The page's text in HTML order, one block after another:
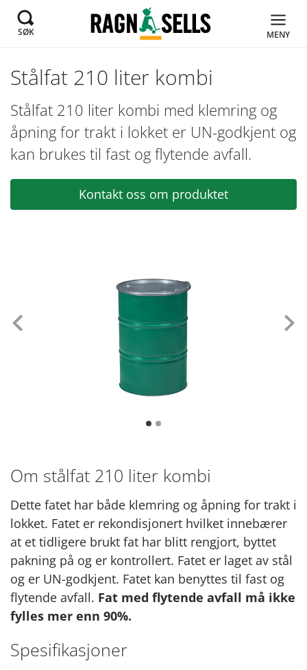
SØK MENY
Stålfat 210 liter kombi
Stålfat 210 liter kombi med klemring og
åpning for trakt i lokket er UN-godkjent og
kan brukes til fast og flytende avfall.
Kontakt oss om produktet
Tidligere
Om stålfat 210 liter kombi
Dette fatet har både klemring og åpning for trakt i
lokket. Fatet er rekondisjonert hvilket innebærer
at et tidligere brukt fat har blitt rengjort, byttet
pakning på og er kontrollert. Fatet er laget av stål
og er UN-godkjent. Fatet kan benyttes til fast og
flytende avfall. Fat med flytende avfall må ikke
fylles mer enn 90%.
Spesifikasjoner